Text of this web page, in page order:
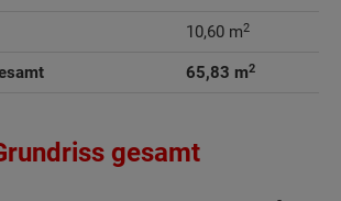
10,60 m2
65,83 m2
gesamt